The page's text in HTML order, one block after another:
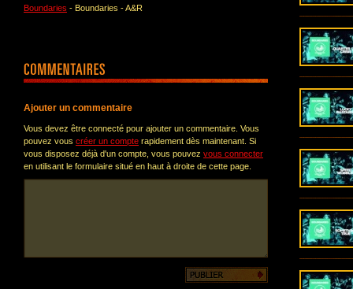
Boundaries - Boundaries - A&R
Ajouter un commentaire
Vous devez être connecté pour ajouter un commentaire. Vous
pouvez vous créer un compte rapidement dès maintenant. Si
vous disposez déjà d'un compte, vous pouvez vous connecter
en utilisant le formulaire situé en haut à droite de cette page.